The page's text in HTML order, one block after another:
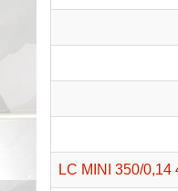
LC MINI 350/0,14